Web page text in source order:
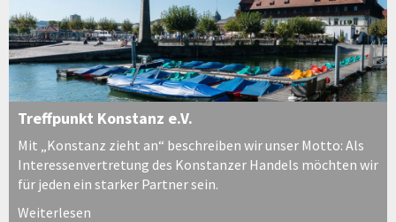
Treffpunkt Konstanz e.V.
Mit „Konstanz zieht an“ beschreiben wir unser Motto: Als
Interessenvertretung des Konstanzer Handels möchten wir
für jeden ein starker Partner sein.
Weiterlesen